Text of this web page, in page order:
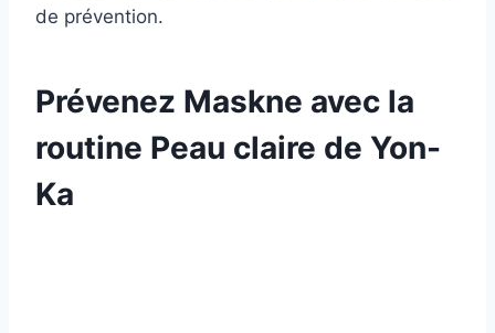
de prévention.
Prévenez Maskne avec la
routine Peau claire de Yon-
Ka